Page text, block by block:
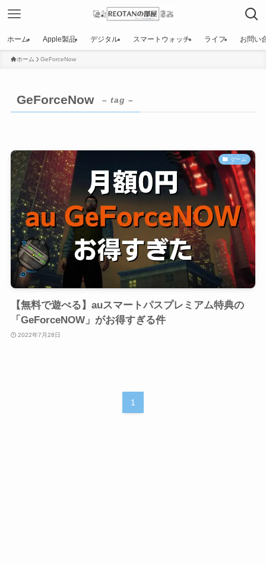
ホーム Apple製品 デジタル スマートウォッチ ライフ お問い
ホーム GeForceNow
GeForceNow – tag –
ゲーム
【無料で遊べる】auスマートパスプレミアム特典の
「GeForceNOW」がお得すぎる件
2022年7月28日
1